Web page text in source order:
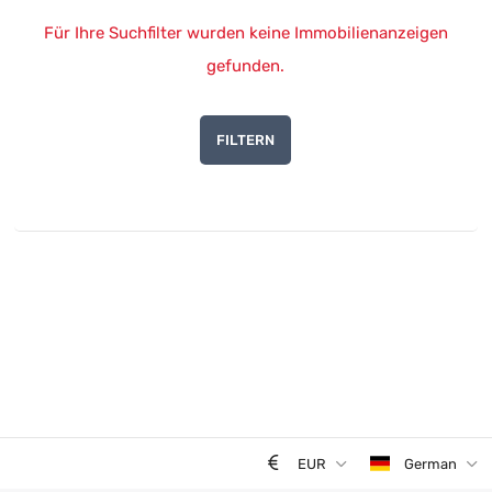
Für Ihre Suchfilter wurden keine Immobilienanzeigen
gefunden.
FILTERN
EUR German